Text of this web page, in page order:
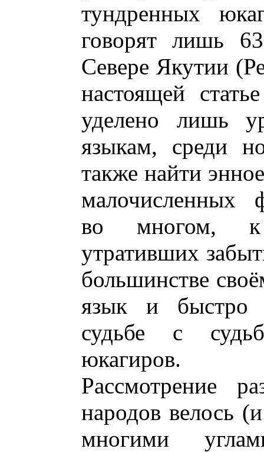
тундренных
говорят лишь
Севере Якутии
настоящей
уделено лишь
языкам, среди
также найти
малочисленных
во многом, к
утративших
большинстве
язык и быстро
судьбе с
юкагиров.
Рассмотрение
народов велось
многими